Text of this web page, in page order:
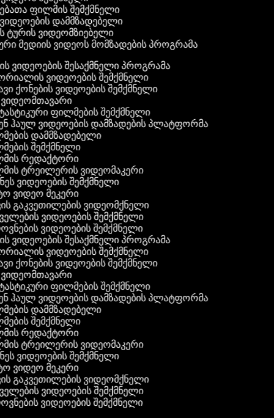
ფილმის შემქმნელი
ვიდეოების დამმზადებელი
ტურის ვიდეომზიებელი
მედიის ვიდეოს მომზადების პროგრამა
ვიდეოების შესაქმნელი პროგრამა
ვიდეოების შემქმნელი
ქონების ვიდეოების შემქმნელი
ფილმების შემქმნელი
ჰაულ ვიდეოების დამზადების პლატფორმა
დამმზადებელი
შემქმნელი
რედაქტორი
ტრეილერის ვიდეომაკერი
ვიდეოების შემქმნელი
ვიდეო მეკერი
გაკვეთილების ვიდეომქნელი
ვიდეოების შემქმნელი
ვიდეოების შემქმნელი
ვიდეოების შესაქმნელი პროგრამა
ვიდეოების შემქმნელი
ქონების ვიდეოების შემქმნელი
ფილმების შემქმნელი
ჰაულ ვიდეოების დამზადების პლატფორმა
დამმზადებელი
შემქმნელი
რედაქტორი
ტრეილერის ვიდეომაკერი
ვიდეოების შემქმნელი
ვიდეო მეკერი
გაკვეთილების ვიდეომქნელი
ვიდეოების შემქმნელი
ვიდეოების შემქმნელი